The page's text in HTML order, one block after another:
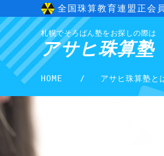
全国珠算教育連盟正会
札幌でそろばん塾をお探しの際は
アサヒ珠算塾
HOME アサヒ珠算塾と